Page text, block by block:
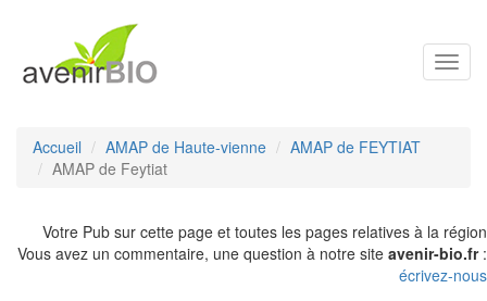
Accueil AMAP de Haute-vienne
AMAP de FEYTIAT
AMAP de Feytiat
Votre Pub sur cette page et toutes les pages relatives à la région
Vous avez un commentaire, une question à notre site avenir-bio.fr:
écrivez-nous